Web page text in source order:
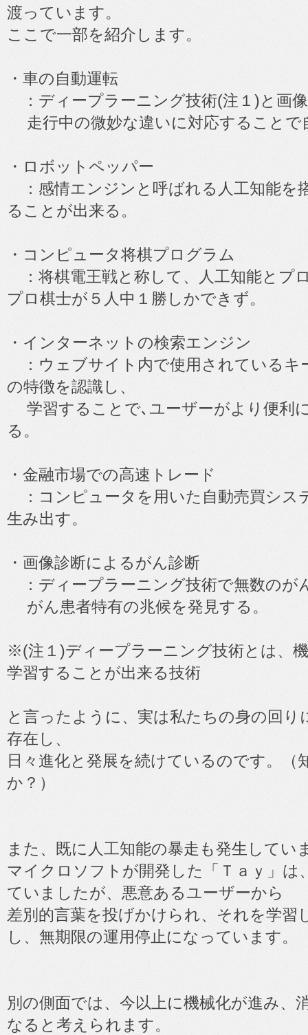
渡っています。
ここで一部を紹介します。
・車の自動運転
：ディープラーニング技術(注１)と画
走行中の微妙な違いに対応することで
・ロボットペッパー
：感情エンジンと呼ばれる人工知能を
ることが出来る。
・コンピュータ将棋プログラム
：将棋電王戦と称して、人工知能とプ
プロ棋士が５人中１勝しかできず。
・インターネットの検索エンジン
：ウェブサイト内で使用されているキ
の特徴を認識し、
学習することで､ユーザーがより便利
る。
・金融市場での高速トレード
：コンピュータを用いた自動売買シス
生み出す。
・画像診断によるがん診断
：ディープラーニング技術で無数のが
がん患者特有の兆候を発見する。
※(注１)ディープラーニング技術とは、
学習することが出来る技術
と言ったように、実は私たちの身の回り
存在し、
日々進化と発展を続けているのです。
か？）
また、既に人工知能の暴走も発生してい
マイクロソフトが開発した「Ｔａｙ」は
ていましたが、悪意あるユーザーから
差別的言葉を投げかけられ、それを学習
し、無期限の運用停止になっています。
別の側面では、今以上に機械化が進み、
なると考えられます。